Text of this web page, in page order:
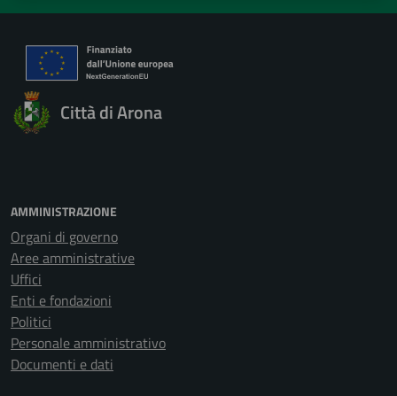
Città di Arona
AMMINISTRAZIONE
Organi di governo
Aree amministrative
Uffici
Enti e fondazioni
Politici
Personale amministrativo
Documenti e dati